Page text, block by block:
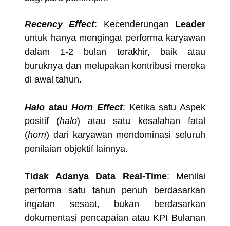
Recency Effect: Kecenderungan Leader
untuk hanya mengingat performa karyawan
dalam 1-2 bulan terakhir, baik atau
buruknya dan melupakan kontribusi mereka
di awal tahun.
Halo atauHorn Effect: Ketika satu Aspek
positif (halo) atau satu kesalahan fatal
(horn) dari karyawan mendominasi seluruh
penilaian objektif lainnya.
Tidak Adanya Data Real-Time: Menilai
performa satu tahun penuh berdasarkan
ingatan sesaat, bukan berdasarkan
dokumentasi pencapaian atau KPI Bulanan